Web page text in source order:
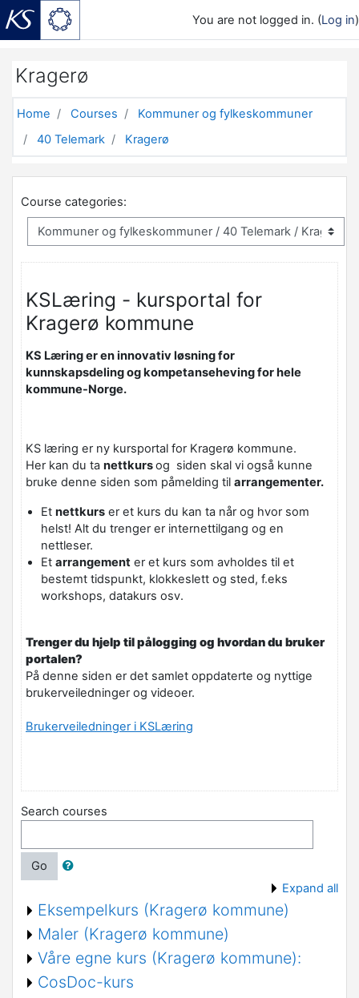
You are not logged in. (Log in)
Kragerø
Home Courses
Kommuner og fylkeskommuner
40 Telemark
Kragerø
Course categories:
KSLæring - kursportal for
Kragerø kommune
KS Læring er en innovativ løsning for
kunnskapsdeling og kompetanseheving for hele
kommune-Norge.
KS læring er ny kursportal for Kragerø kommune.
Her kan du ta nettkursog siden skal vi også kunne
bruke denne siden som påmelding til arrangementer.
Etnettkurs er et kurs du kan ta når og hvor som
helst! Alt du trenger er internettilgang og en
nettleser.
Etarrangement er et kurs som avholdes til et
bestemt tidspunkt, klokkeslett og sted, f.eks
workshops, datakurs osv.
Trenger du hjelp til pålogging og hvordan du bruker
portalen?
På denne siden er det samlet oppdaterte og nyttige
brukerveiledninger og videoer.
Brukerveiledninger i KSLæring
Search courses
Go
Expand all
Eksempelkurs (Kragerø kommune)
Maler (Kragerø kommune)
Våre egne kurs (Kragerø kommune):
CosDoc-kurs